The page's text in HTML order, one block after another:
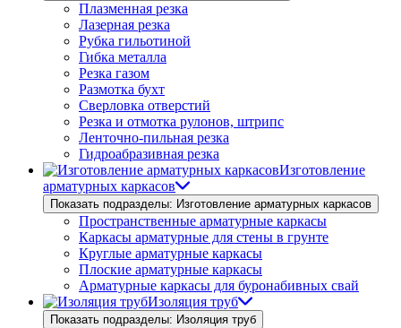
Плазменная резка
Лазерная резка
Рубка гильотиной
Гибка металла
Резка газом
Размотка бухт
Сверловка отверстий
Резка и отмотка рулонов, штрипс
Ленточно-пильная резка
Гидроабразивная резка
Изготовление
арматурных каркасов
Показать подразделы: Изготовление арматурных каркасов
Пространственные арматурные каркасы
Каркасы арматурные для стены в грунте
Круглые арматурные каркасы
Плоские арматурные каркасы
Арматурные каркасы для буронабивных свай
Изоляция труб
Показать подразделы: Изоляция труб